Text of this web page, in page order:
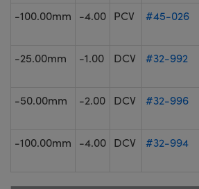
-100.00mm
-4.00 PCV #45-026
-25.00mm
-1.00 DCV #32-992
-50.00mm
-2.00 DCV #32-996
-100.00mm
-4.00 DCV #32-994